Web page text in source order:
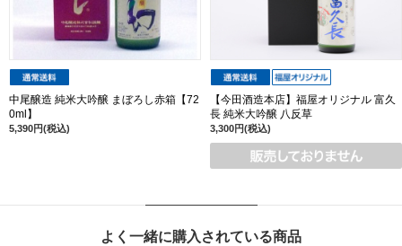
中尾醸造 純米大吟醸 まぼろし赤箱【72
0ml】
5,390円(税込)
【今田酒造本店】福屋オリジナル 富久
長 純米大吟醸 八反草
3,300円(税込)
よく一緒に購入されている商品